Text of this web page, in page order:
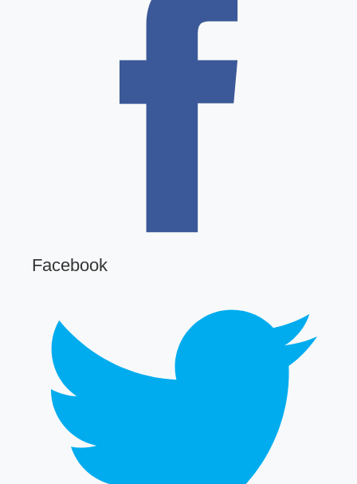
Facebook